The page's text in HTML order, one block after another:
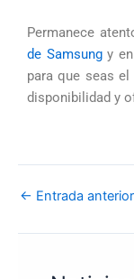
Permanece
de Samsungy
para que seas
disponibilidad y
← Entrada anterior